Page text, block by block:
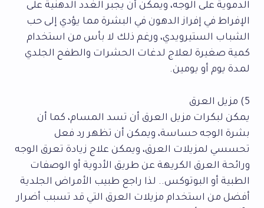
الدموية على الوجه، ويمكن أن يجبر الغدد الدهنية على
الإفراط في إفراز الدهون في البشرة مما يؤدي إلى حب
الشباب الستيرويدي، ورغم ذلك لا بأس من استخدام
كمية صغيرة لعلاج لدغات الحشرات والطفح الجلدي
لمدة يوم أو يومين.
5) مزيل العرق
يمكن لبكرات مزيل العرق أن تسد المسام، كما أن
بشرة الوجه حساسة، ويمكن أن تظهر رد فعل
تحسسي لمزيلات العرق، ويمكن علاج زيادة تعرق الوجه
ورائحة العرق الكريهة عن طريق الأدوية أو الوصفات
الطبية أو البوتوكس.. لذا راجع طبيب الأمراض الجلدية
أفضل من استخدام مزيلات العرق التي قد تسبب أضرار